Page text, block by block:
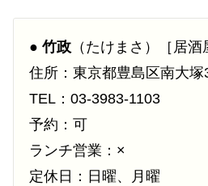
● 竹政 （たけまさ）［居酒
住所：東京都豊島区南大塚
TEL：03-3983-1103
予約：可
ランチ営業：×
定休日：日曜、月曜